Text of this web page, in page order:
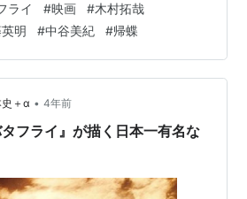
で来た濃姫を尊大な態度で迎え、
物言いで 信長に対抗。 最悪な出会
互いを出し抜いて寝首をかこうと一
そんなある日、尾張に今川義元の
。 圧倒的な戦力差に絶望しそうに
ライ #映画 #木村拓哉
明 #中谷美紀 #帰蝶
＋α • 4年前
タフライ』が描く日本一有名な